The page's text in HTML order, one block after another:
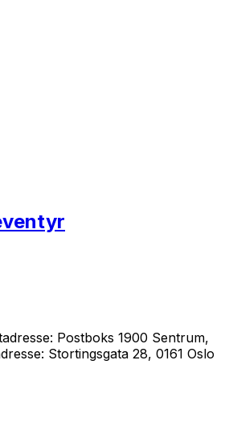
Postboks 1900 Sentrum,
Stortingsgata 28, 0161 Oslo